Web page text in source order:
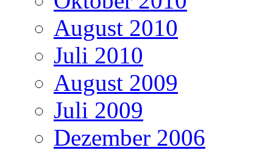
August 2010
Juli 2010
August 2009
Juli 2009
Dezember 2006